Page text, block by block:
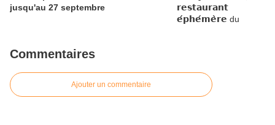
jusqu'au 27 septembre
Commentaires
Ajouter un commentaire